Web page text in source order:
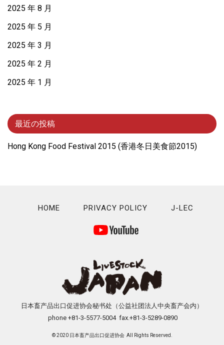
2025 年 8 月
2025 年 5 月
2025 年 3 月
2025 年 2 月
2025 年 1 月
最近の投稿
Hong Kong Food Festival 2015 (⾹港冬⽇美⾷節2015)
HOME PRIVACY POLICY J-LEC
日本畜产品出口促进协会秘书处（公益社团法人中央畜产会内）
phone +81-3-5577-5004 fax.+81-3-5289-0890
© 2020 日本畜产品出口促进协会 All Rights Reserved.